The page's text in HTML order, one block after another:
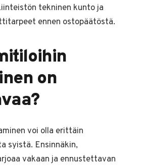
tekninen kunto ja
ennen ostopäätöstä.
on
voi olla erittäin
syistä. Ensinnäkin,
vakaan ja ennustettavan